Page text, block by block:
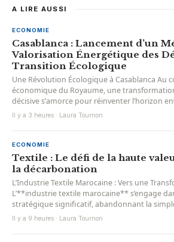
A LIRE AUSSI
ECONOMIE
Casablanca : Lancement d’un
Valorisation Énergétique des
Transition Écologique
Une Révolution Écologique à Casablanca
économique du Royaume, une
décisive s’amorce pour réinventer l’horizon
Il y a 3 heures · Laura Tournon
ECONOMIE
Textile : Le défi de la haute
la décarbonation
L’Industrie Textile Marocaine : Vers une
L’**industrie textile marocaine** s’engage
stratégique significatif, abandonnant la
Il y a 9 heures · Laura Tournon